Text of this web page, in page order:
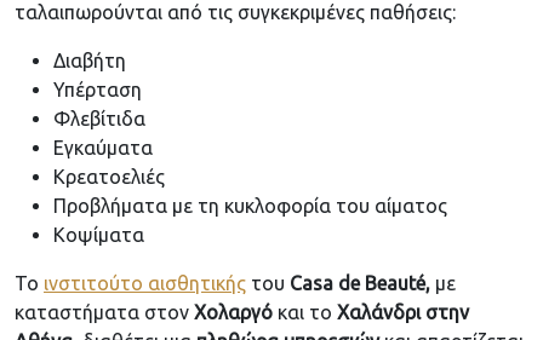
ταλαιπωρούνται από τις συγκεκριμένες παθήσεις:
Διαβήτη
Υπέρταση
Φλεβίτιδα
Εγκαύματα
Κρεατοελιές
Προβλήματα με τη κυκλοφορία του αίματος
Κοψίματα
Το ινστιτούτο αισθητικής του Casa de Beauté, με
καταστήματα στον Χολαργό και το Χαλάνδρι στην